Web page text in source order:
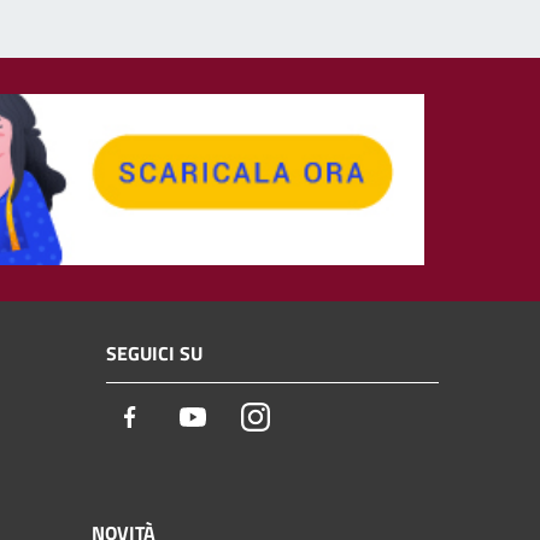
SEGUICI SU
Facebook YoutubeInstagram
NOVITÀ